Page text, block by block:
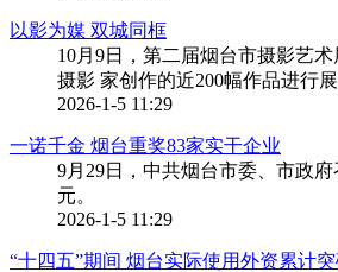
以影为媒 双城同框
10月9日，第二届烟台市摄影艺
摄影 家创作的近200幅作品进行
2026-1-5 11:29
一诺千金 烟台重奖83家实干企业
9月29日，中共烟台市委、市政
元。
2026-1-5 11:29
“十四五”期间 烟台实际使用外资累计